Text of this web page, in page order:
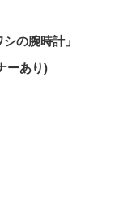
の腕時計」
あり)